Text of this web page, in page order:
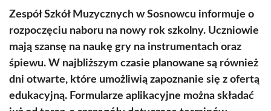
Zespół Szkół Muzycznych w Sosnowcu informuje o
rozpoczęciu naboru na nowy rok szkolny. Uczniowie
mają szansę na naukę gry na instrumentach oraz
śpiewu. W najbliższym czasie planowane są również
dni otwarte, które umożliwią zapoznanie się z ofertą
edukacyjną. Formularze aplikacyjne można składać